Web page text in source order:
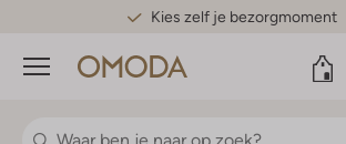
Kies zelf je bezorgmoment
Menu